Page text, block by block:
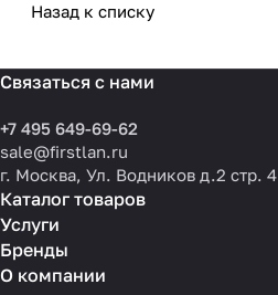
Назад к списку
Связаться с нами
+7 495 649-69-62
sale@firstlan.ru
г. Москва, Ул. Водников д.2 стр. 4
Каталог товаров
Услуги
Бренды
О компании